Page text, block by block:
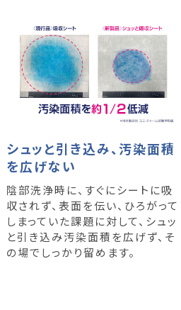
シュッと引き込み、汚染面積
を広げない
陰部洗浄時に、すぐにシートに吸
収されず、表面を伝い、ひろがって
しまっていた課題に対して、シュッ
と引き込み汚染面積を広げず、そ
の場でしっかり留めます。